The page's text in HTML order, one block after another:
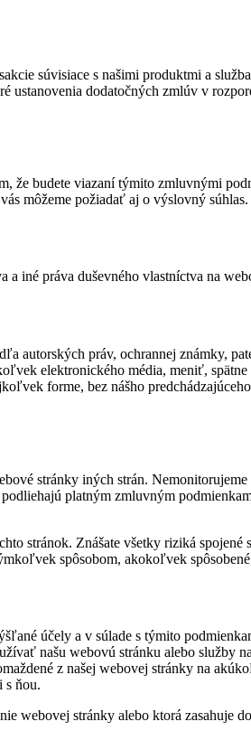
súvisiace s našimi produktmi a
ustanovenia dodatočných zmlúv v
že budete viazaní týmito zmluvnými
môžeme požiadať aj o výslovný súhlas.
iné práva duševného vlastníctva na
autorských práv, ochrannej známky,
elektronického média, meniť,
forme, bez nášho
stránky iných strán.
platným zmluvným
stránok. Znášate všetky riziká
spôsobom, akokoľvek
účely a v súlade s týmito
našu webovú stránku alebo
z našej webovej stránky na
s ňou.
webovej stránky alebo ktorá zasahuje